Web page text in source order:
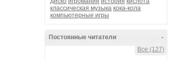
классическая музыка кока-кола
компьютерные игры
-
Постоянные читатели
Все (127)